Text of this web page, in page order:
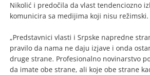
Nikolić i predočila da vlast tendenciozno
komunicira sa medijima koji nisu režimski.
„Predstavnici vlasti i Srpske napredne
pravilo da nama ne daju izjave i onda
druge strane. Profesionalno novinarstvo
da imate obe strane, ali koje obe strane